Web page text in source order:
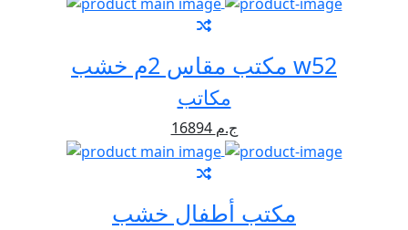
مكتب مقاس 2م خشب w52
مكاتب
16894 ج.م
مكتب أطفال خشب